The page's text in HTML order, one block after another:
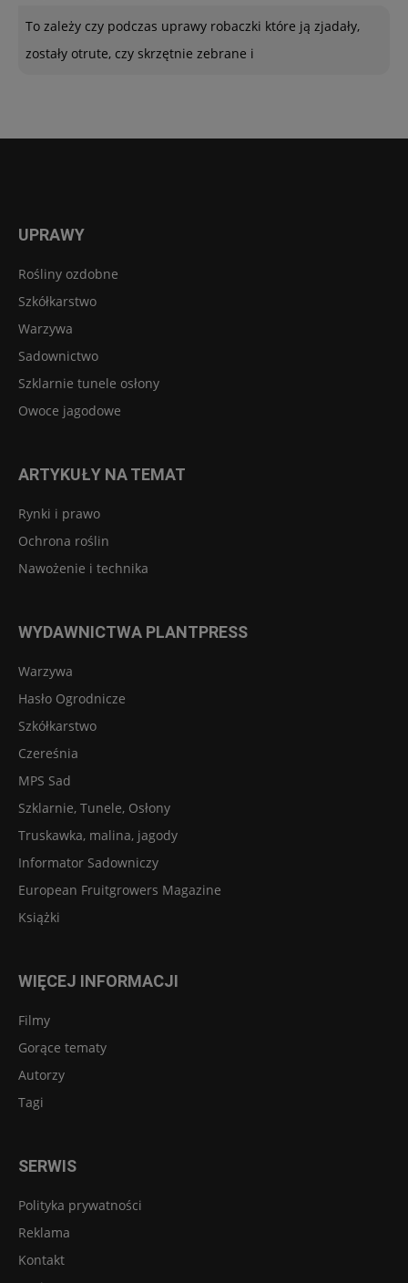
To zależy czy podczas uprawy robaczki które ją zjadały,
zostały otrute, czy skrzętnie zebrane i
UPRAWY
Rośliny ozdobne
Szkółkarstwo
Warzywa
Sadownictwo
Szklarnie tunele osłony
Owoce jagodowe
ARTYKUŁY NA TEMAT
Rynki i prawo
Ochrona roślin
Nawożenie i technika
WYDAWNICTWA PLANTPRESS
Warzywa
Hasło Ogrodnicze
Szkółkarstwo
Czereśnia
MPS Sad
Szklarnie, Tunele, Osłony
Truskawka, malina, jagody
Informator Sadowniczy
European Fruitgrowers Magazine
Książki
WIĘCEJ INFORMACJI
Filmy
Gorące tematy
Autorzy
Tagi
SERWIS
Polityka prywatności
Reklama
Kontakt